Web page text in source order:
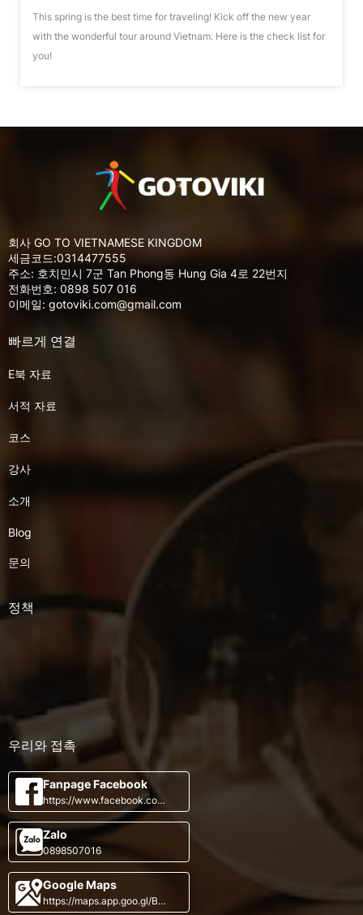
This spring is the best time for traveling! Kick off the new year
with the wonderful tour around Vietnam. Here is the check list for
you!
회사 GO TO VIETNAMESE KINGDOM
세금코드:0314477555
주소: 호치민시 7군 Tan Phong동 Hung Gia 4로 22번지
전화번호: 0898 507 016
이메일: gotoviki.com@gmail.com
빠르게 연결
E북 자료
서적 자료
코스
강사
소개
Blog
문의
정책
우리와 접촉
Fanpage Facebook
https://www.facebook.com/
VietnameseKingdom
Zalo
0898507016
Google Maps
https://maps.app.goo.gl/B7